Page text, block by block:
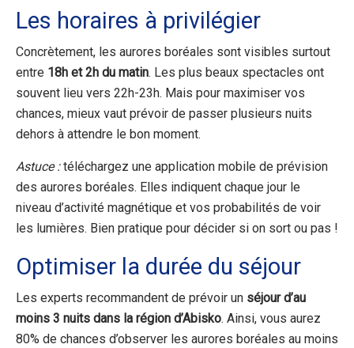
Les horaires à privilégier
Concrètement, les aurores boréales sont visibles surtout
entre 18h et 2h du matin. Les plus beaux spectacles ont
souvent lieu vers 22h-23h. Mais pour maximiser vos
chances, mieux vaut prévoir de passer plusieurs nuits
dehors à attendre le bon moment.
Astuce :téléchargez une application mobile de prévision
des aurores boréales. Elles indiquent chaque jour le
niveau d’activité magnétique et vos probabilités de voir
les lumières. Bien pratique pour décider si on sort ou pas !
Optimiser la durée du séjour
Les experts recommandent de prévoir un séjour d’au
moins 3 nuits dans la région d’Abisko. Ainsi, vous aurez
80% de chances d’observer les aurores boréales au moins